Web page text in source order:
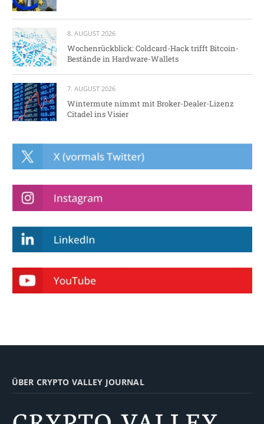
8. AUGUST 2026
Wochenrückblick: Coldcard-Hack trifft Bitcoin-
Bestände in Hardware-Wallets
7. AUGUST 2026
Wintermute nimmt mit Broker-Dealer-Lizenz
Citadel ins Visier
ÜBER CRYPTO VALLEY JOURNAL